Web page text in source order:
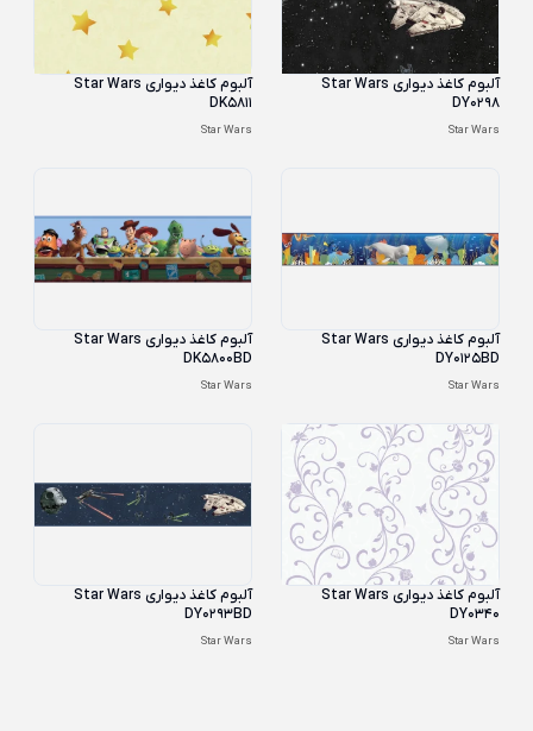
آلبوم کاغذ دیواری Star Wars
DY0298
Star Wars
آلبوم کاغذ دیواری Star Wars
DK5811
Star Wars
آلبوم کاغذ دیواری Star Wars
DY0125BD
Star Wars
آلبوم کاغذ دیواری Star Wars
DK5800BD
Star Wars
آلبوم کاغذ دیواری Star Wars
DY0340
Star Wars
آلبوم کاغذ دیواری Star Wars
DY0293BD
Star Wars